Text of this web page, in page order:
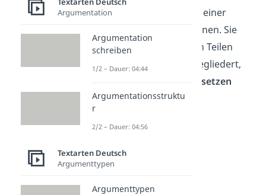
einer Argumentation in einer
Klausur o. Ä. helfen können. Sie
sind nach den einzelnen Teilen
einer Argumentation gegliedert,
gezielt einsetzen
kannst.
Argumentation
Argumentation
schreiben
1/2 – Dauer: 04:44
Argumentationsstruktu
r
2/2 – Dauer: 04:56
Textarten Deutsch
Argumenttypen
Argumenttypen